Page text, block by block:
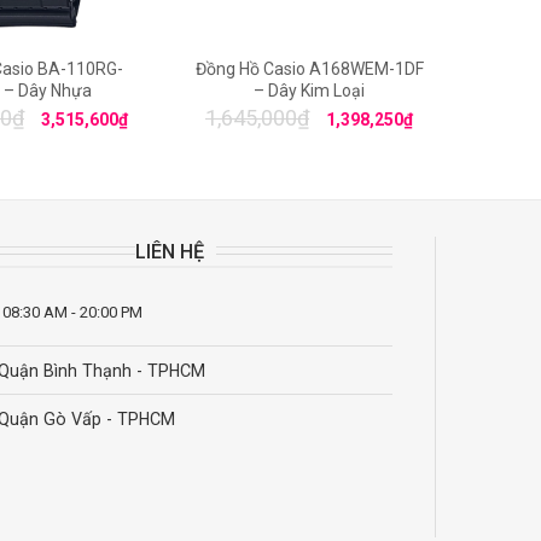
BA-110RG-
– Dây Nhựa
₫ 3,515,600₫
Đồng Hồ Casio A168WEM-1DF
– Dây Kim Loại
1,645,000₫ 1,398,250₫
LIÊN HỆ
AM - 20:00 PM
Bình Thạnh - TPHCM
Gò Vấp - TPHCM